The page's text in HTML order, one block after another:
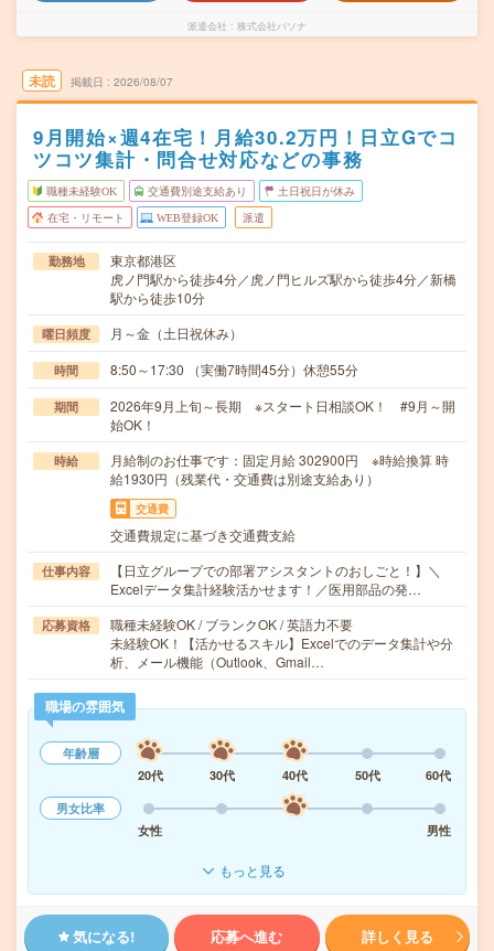
派遣会社 株式会社パソナ
未読 掲載日 2026/08/07
9月開始×週4在宅！月給30.2万円！日立Gでコ
ツコツ集計・問合せ対応などの事務
職種未経験OK 交通費別途支給あり 土日祝日が休み
在宅・リモート WEB登録OK 派遣
勤務地
東京都港区
虎ノ門駅から徒歩4分／虎ノ門ヒルズ駅から徒歩4分／新橋
駅から徒歩10分
曜日頻度 月～金（土日祝休み）
時間 8:50～17:30 （実働7時間45分）休憩55分
期間
2026年9月上旬～長期 ※スタート日相談OK！ #9月～開
始OK！
時給
月給制のお仕事です：固定月給 302900円 ※時給換算 時
給1930円（残業代・交通費は別途支給あり）
交通費
交通費規定に基づき交通費支給
仕事内容
【日立グループでの部署アシスタントのおしごと！】＼
Excelデータ集計経験活かせます！／医用部品の発…
応募資格
職種未経験OK / ブランクOK / 英語力不要
未経験OK！【活かせるスキル】Excelでのデータ集計や分
析、メール機能（Outlook、Gmail…
職場の雰囲気
年齢層
20代
30代 40代 50代
60代
男女比率
女性
男性
もっと見る
気になる! 応募へ進む 詳しく見る